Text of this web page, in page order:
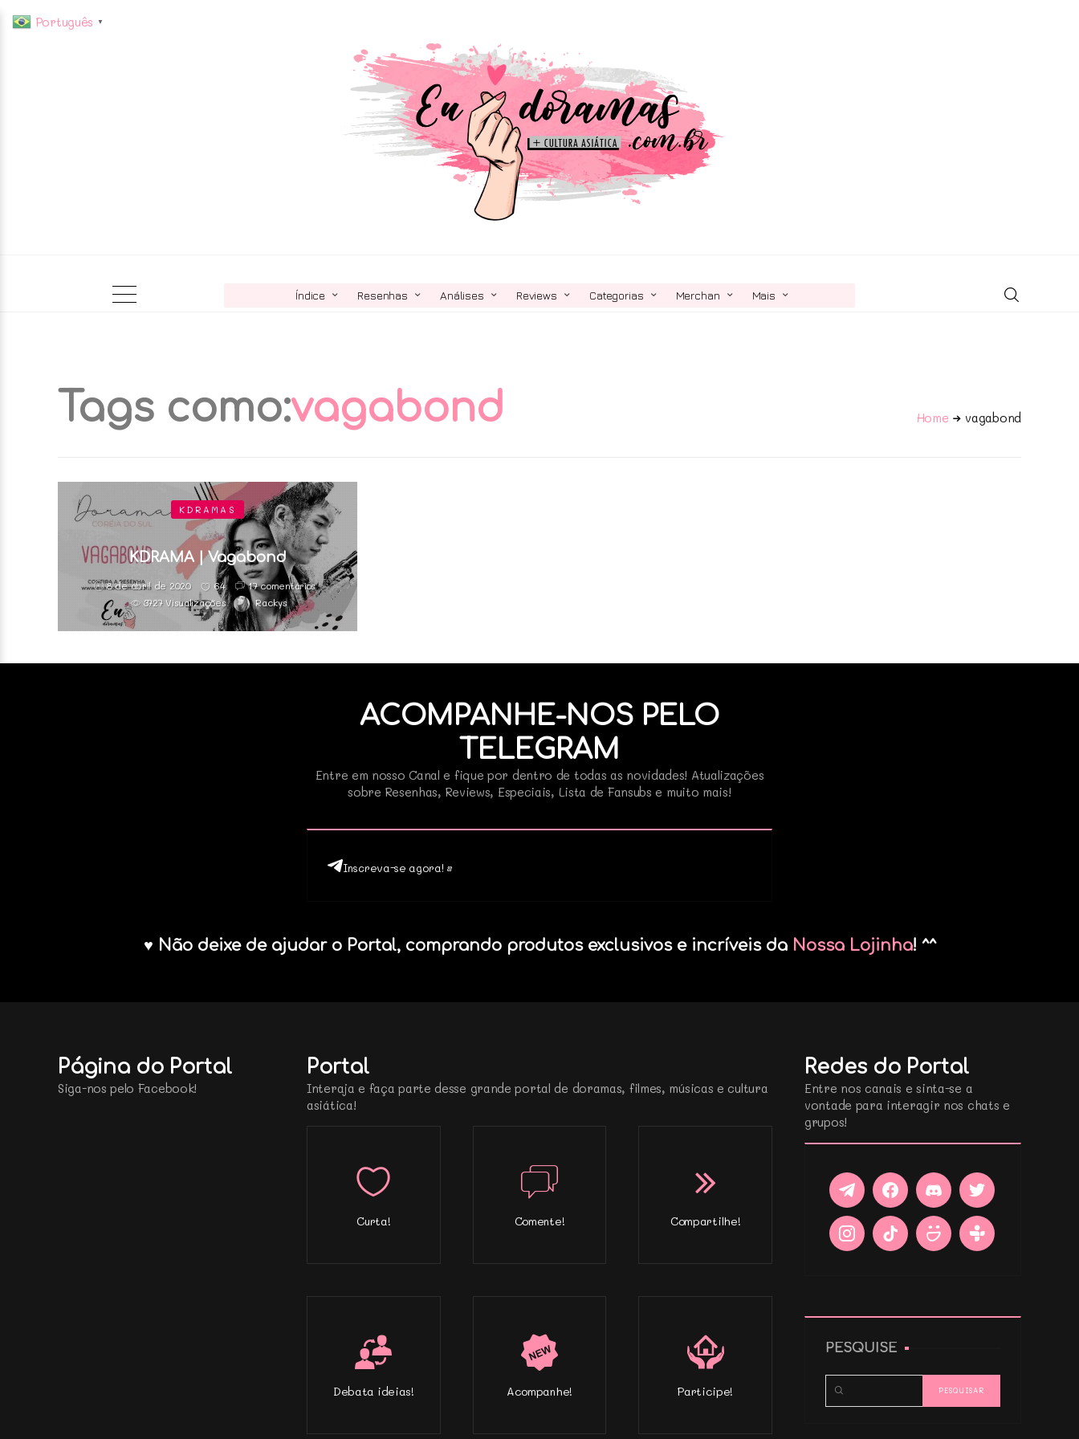
Índice Resenhas Análises Reviews Categorias Merchan Mais
Tags como:vagabond Home vagabond
KDRAMAS
KDRAMA | Vagabond
8 de abril de 2020 64
17 comentários
3727 Visualizações
Rackys
ACOMPANHE-NOS PELO
TELEGRAM
Entre em nosso Canal e fique por dentro de todas as novidades! Atualizações
sobre Resenhas, Reviews, Especiais, Lista de Fansubs e muito mais!
Inscreva-se agora! •
♥ Não deixe de ajudar o Portal, comprando produtos exclusivos e incríveis da Nossa Lojinha! ^^
Página do Portal
Siga-nos pelo Facebook!
Portal
Interaja e faça parte desse grande portal de doramas, filmes, músicas e cultura
asiática!
Curta! Comente! Compartilhe!
Debata ideias! Acompanhe! Participe!
Redes do Portal
Entre nos canais e sinta-se a
vontade para interagir nos chats e
grupos!
PESQUISE
Português ▼